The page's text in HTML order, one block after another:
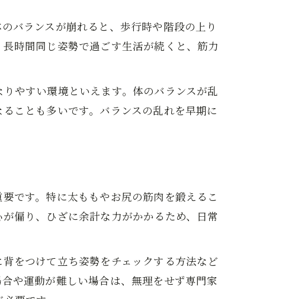
バランスが崩れると、歩行時や階段の上り
時間同じ姿勢で過ごす生活が続くと、筋力
やすい環境といえます。体のバランスが乱
ことも多いです。バランスの乱れを早期に
です。特に太ももやお尻の筋肉を鍛えるこ
偏り、ひざに余計な力がかかるため、日常
をつけて立ち姿勢をチェックする方法など
や運動が難しい場合は、無理をせず専門家